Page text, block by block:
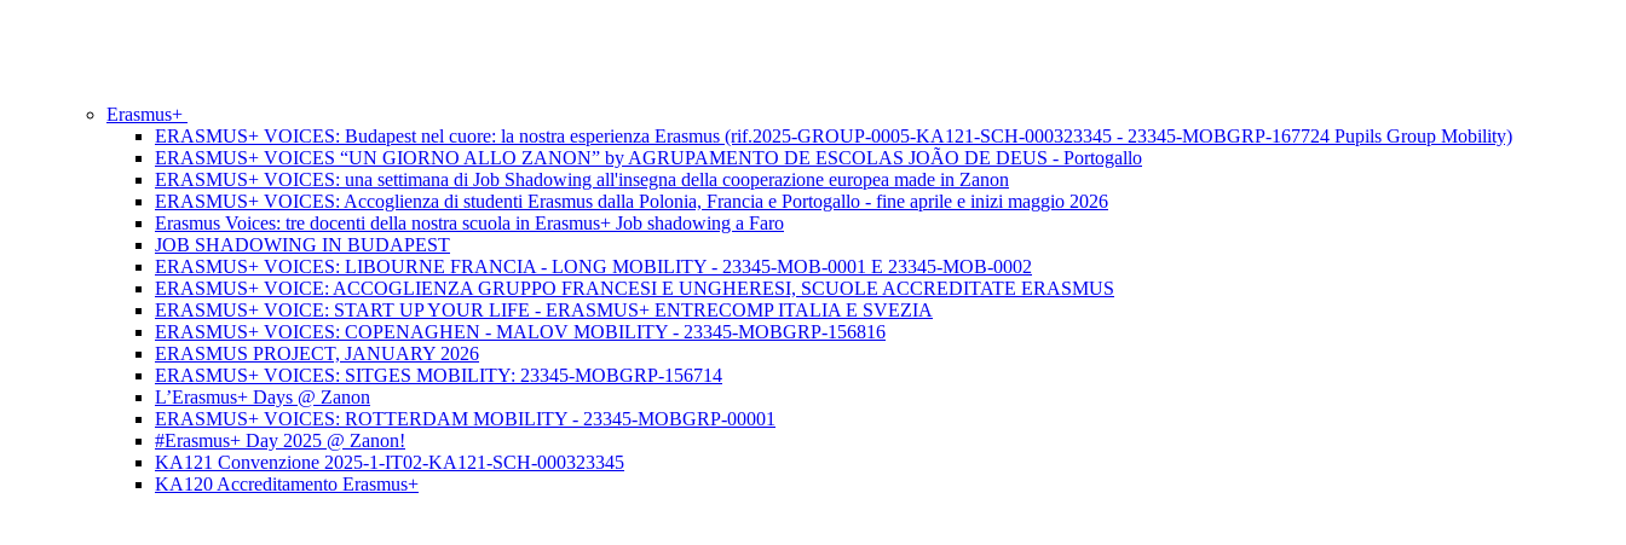
Erasmus+
ERASMUS+ VOICES: Budapest nel cuore: la nostra esperienza Erasmus (rif.2025-GROUP-0005-KA121-SCH-000323345 - 23345-MOBGRP-167724 Pupils Group Mobility)
ERASMUS+ VOICES “UN GIORNO ALLO ZANON” by AGRUPAMENTO DE ESCOLAS JOÃO DE DEUS - Portogallo
ERASMUS+ VOICES: una settimana di Job Shadowing all'insegna della cooperazione europea made in Zanon
ERASMUS+ VOICES: Accoglienza di studenti Erasmus dalla Polonia, Francia e Portogallo - fine aprile e inizi maggio 2026
Erasmus Voices: tre docenti della nostra scuola in Erasmus+ Job shadowing a Faro
JOB SHADOWING IN BUDAPEST
ERASMUS+ VOICES: LIBOURNE FRANCIA - LONG MOBILITY - 23345-MOB-0001 E 23345-MOB-0002
ERASMUS+ VOICE: ACCOGLIENZA GRUPPO FRANCESI E UNGHERESI, SCUOLE ACCREDITATE ERASMUS
ERASMUS+ VOICE: START UP YOUR LIFE - ERASMUS+ ENTRECOMP ITALIA E SVEZIA
ERASMUS+ VOICES: COPENAGHEN - MALOV MOBILITY - 23345-MOBGRP-156816
ERASMUS PROJECT, JANUARY 2026
ERASMUS+ VOICES: SITGES MOBILITY: 23345-MOBGRP-156714
L’Erasmus+ Days @ Zanon
ERASMUS+ VOICES: ROTTERDAM MOBILITY - 23345-MOBGRP-00001
#Erasmus+ Day 2025 @ Zanon!
KA121 Convenzione 2025-1-IT02-KA121-SCH-000323345
KA120 Accreditamento Erasmus+